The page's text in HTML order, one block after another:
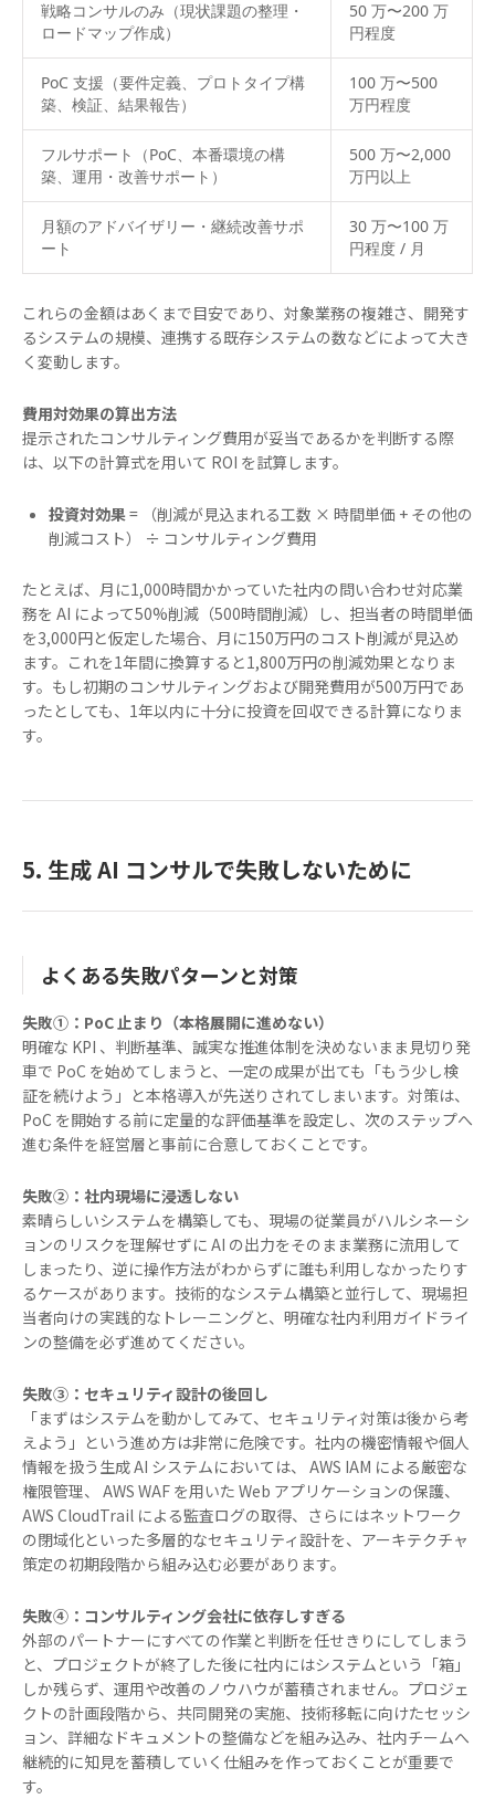
戦略コンサルのみ（現状課題の整理・
ロードマップ作成）
50 万〜200 万
円程度
PoC 支援（要件定義、プロトタイプ構
築、検証、結果報告）
100 万〜500
万円程度
フルサポート（PoC、本番環境の構
築、運用・改善サポート）
500 万〜2,000
万円以上
月額のアドバイザリー・継続改善サポ
ート
30 万〜100 万
円程度 / 月
これらの金額はあくまで目安であり、対象業務の複雑さ、開発す
るシステムの規模、連携する既存システムの数などによって大き
く変動します。
費用対効果の算出方法
提示されたコンサルティング費用が妥当であるかを判断する際
は、以下の計算式を用いて ROI を試算します。
投資対効果= （削減が見込まれる工数 × 時間単価 + その他の
削減コスト） ÷ コンサルティング費用
たとえば、月に1,000時間かかっていた社内の問い合わせ対応業
務を AI によって50%削減（500時間削減）し、担当者の時間単価
を3,000円と仮定した場合、月に150万円のコスト削減が見込め
ます。これを1年間に換算すると1,800万円の削減効果となりま
す。もし初期のコンサルティングおよび開発費用が500万円であ
ったとしても、1年以内に十分に投資を回収できる計算になりま
す。
5. 生成 AI コンサルで失敗しないために
よくある失敗パターンと対策
失敗①：PoC 止まり（本格展開に進めない）
明確な KPI 、判断基準、誠実な推進体制を決めないまま見切り発
車で PoC を始めてしまうと、一定の成果が出ても「もう少し検
証を続けよう」と本格導入が先送りされてしまいます。対策は、
PoC を開始する前に定量的な評価基準を設定し、次のステップへ
進む条件を経営層と事前に合意しておくことです。
失敗②：社内現場に浸透しない
素晴らしいシステムを構築しても、現場の従業員がハルシネーシ
ョンのリスクを理解せずに AI の出力をそのまま業務に流用して
しまったり、逆に操作方法がわからずに誰も利用しなかったりす
るケースがあります。技術的なシステム構築と並行して、現場担
当者向けの実践的なトレーニングと、明確な社内利用ガイドライ
ンの整備を必ず進めてください。
失敗③：セキュリティ設計の後回し
「まずはシステムを動かしてみて、セキュリティ対策は後から考
えよう」という進め方は非常に危険です。社内の機密情報や個人
情報を扱う生成 AI システムにおいては、 AWS IAM による厳密な
権限管理、 AWS WAF を用いた Web アプリケーションの保護、
AWS CloudTrail による監査ログの取得、さらにはネットワーク
の閉域化といった多層的なセキュリティ設計を、アーキテクチャ
策定の初期段階から組み込む必要があります。
失敗④：コンサルティング会社に依存しすぎる
外部のパートナーにすべての作業と判断を任せきりにしてしまう
と、プロジェクトが終了した後に社内にはシステムという「箱」
しか残らず、運用や改善のノウハウが蓄積されません。プロジェ
クトの計画段階から、共同開発の実施、技術移転に向けたセッシ
ョン、詳細なドキュメントの整備などを組み込み、社内チームへ
継続的に知見を蓄積していく仕組みを作っておくことが重要で
す。